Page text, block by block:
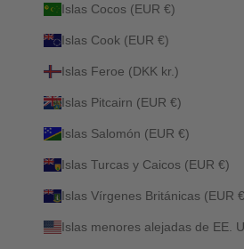
Islas Cocos (EUR €)
Islas Cook (EUR €)
Islas Feroe (DKK kr.)
Islas Pitcairn (EUR €)
Islas Salomón (EUR €)
Islas Turcas y Caicos (EUR €)
Islas Vírgenes Británicas (EUR
Islas menores alejadas de EE.